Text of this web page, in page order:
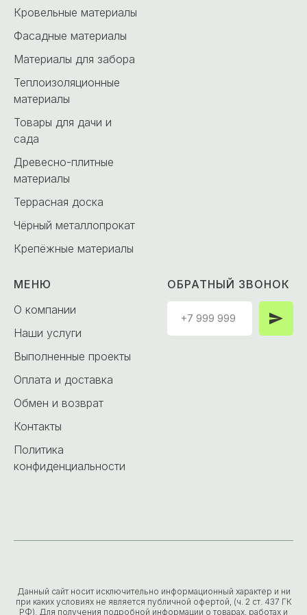
Кровельные материалы
Фасадные материалы
Материалы для забора
Теплоизоляционные
материалы
Товары для дачи и
сада
Древесно-плитные
материалы
Террасная доска
Чёрный металлопрокат
Крепёжные материалы
МЕНЮ
О компании
Наши услуги
Выполненные проекты
Оплата и доставка
Обмен и возврат
Контакты
Политика
конфиденциальности
ОБРАТНЫЙ ЗВОНОК
Данный сайт носит исключительно информационный характер и ни
при каких условиях не является публичной офертой, (ч. 2 ст. 437 ГК
РФ). Для получения подробной информации о товарах, работах и